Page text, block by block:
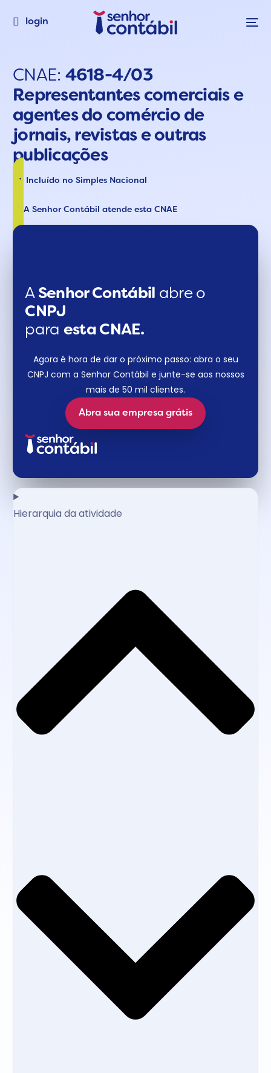
login
CNAE: 4618-4/03
Representantes comerciais e
agentes do comércio de
jornais, revistas e outras
publicações
Incluído no Simples Nacional
A Senhor Contábil atende esta CNAE
A Senhor Contábil abre o
CNPJ
para esta CNAE.
Agora é hora de dar o próximo passo: abra o seu
CNPJ com a Senhor Contábil e junte-se aos nossos
mais de 50 mil clientes.
Abra sua empresa grátis
Hierarquia da atividade